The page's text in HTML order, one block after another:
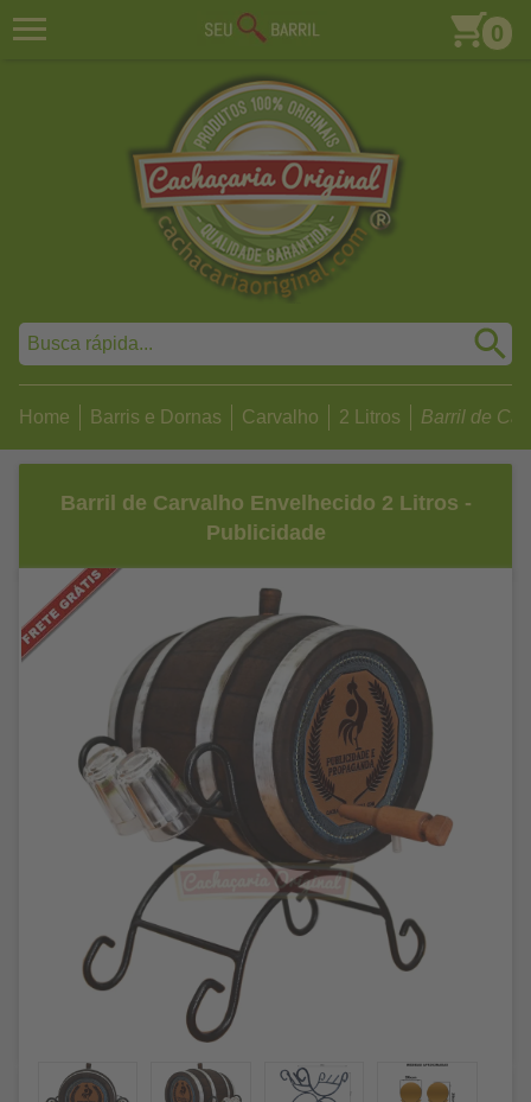
0
Home Barris e Dornas Carvalho 2 Litros Barril de
Barril de Carvalho Envelhecido 2 Litros -
Publicidade